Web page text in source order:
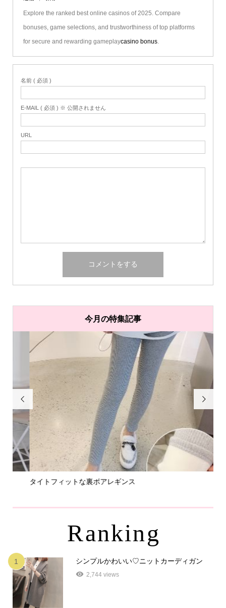
Explore the ranked best online casinos of 2025. Compare
bonuses, game selections, and trustworthiness of top platforms
for secure and rewarding gameplaycasino bonus.
名前 ( 必須 )
E-MAIL ( 必須 ) ※ 公開されません
URL
今月の特集記事

タイトフィットな裏ボアレギンス

Ranking
1 シンプルかわいい♡ニットカーディガン
2,744 views